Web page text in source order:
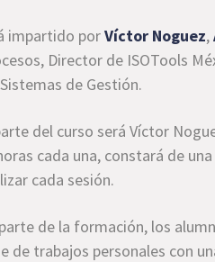
impartido porVíctor Noguez,
Director de ISOTools
de Gestión.
del curso será Víctor
cada una, constará de
cada sesión.
de la formación, los
de trabajos personales con